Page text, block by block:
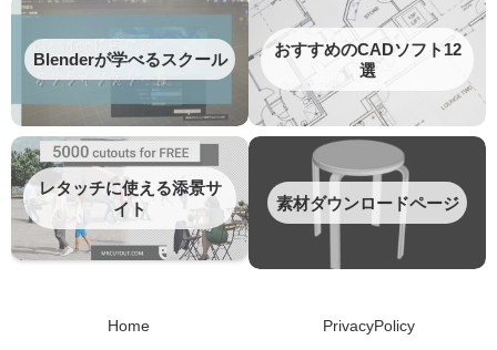
Blenderが学べるスクール
おすすめのCADソフト12
選
レタッチに使える添景サ
イト
素材ダウンロードページ
Home
PrivacyPolicy